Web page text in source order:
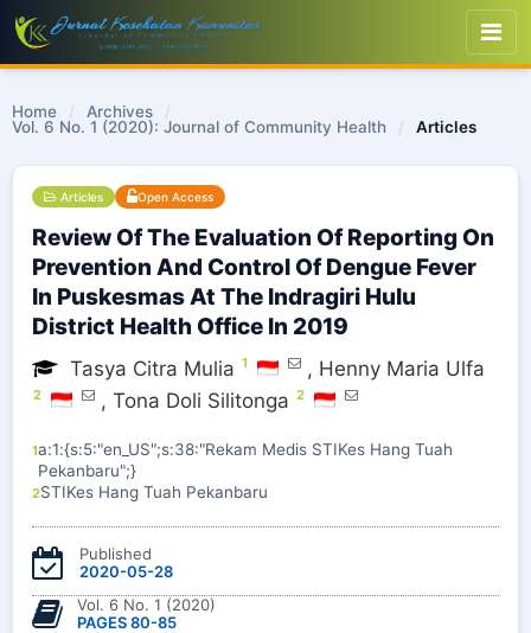
Home / Archives
/
Vol. 6 No. 1 (2020): Journal of Community Health
/ Articles
Articles Open Access
Review Of The Evaluation Of Reporting On
Prevention And Control Of Dengue Fever
In Puskesmas At The Indragiri Hulu
District Health Office In 2019
Tasya Citra Mulia 1 , Henny Maria Ulfa
2 , Tona Doli Silitonga 2
1a:1:{s:5:"en_US";s:38:"Rekam Medis STIKes Hang Tuah
Pekanbaru";}
2STIKes Hang Tuah Pekanbaru
Published
2020-05-28
Vol. 6 No. 1 (2020)
PAGES 80-85